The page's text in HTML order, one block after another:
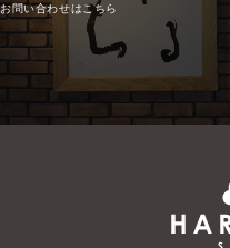
お問い合わせはこちら